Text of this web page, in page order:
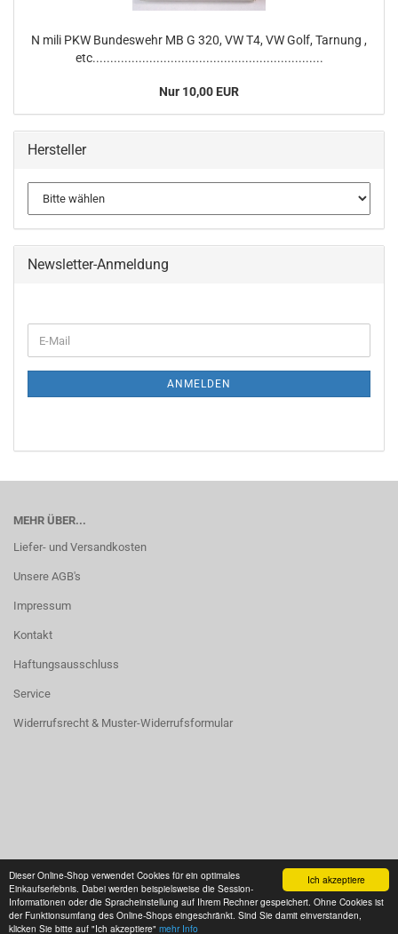
Ich akzeptiere
Dieser Online-Shop verwendet Cookies für ein optimales
Einkaufserlebnis. Dabei werden beispielsweise die Session-
Informationen oder die Spracheinstellung auf Ihrem Rechner gespeichert. Ohne Cookies ist
der Funktionsumfang des Online-Shops eingeschränkt. Sind Sie damit einverstanden,
klicken Sie bitte auf "Ich akzeptiere" mehr Info
N mili PKW Bundeswehr MB G 320, VW T4, VW Golf, Tarnung ,
etc.................................................................
Nur 10,00 EUR
Hersteller
Newsletter-Anmeldung
ZUR
E-
Mail
ANMELDEN
MEHR ÜBER...
Liefer- und Versandkosten
Unsere AGB's
Impressum
Kontakt
Haftungsausschluss
Service
Widerrufsrecht & Muster-Widerrufsformular
Vertrag widerrufen
Onlineshop eröffnenmit Gambio.de © 2026